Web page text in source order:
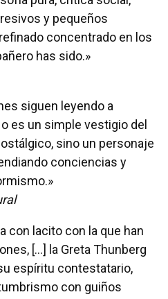
y pequeños
concentrado en los
has sido.»
siguen leyendo a
es un simple vestigio del
sino un personaje
conciencias y
con lacito con la que han
[...] la Greta Thunberg
espíritu contestatario,
con guiños